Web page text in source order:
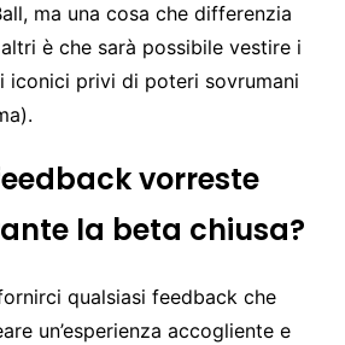
ma una cosa che differenzia
è che sarà possibile vestire i
iconici privi di poteri sovrumani
vorreste
la beta chiusa?
qualsiasi feedback che
un’esperienza accogliente e